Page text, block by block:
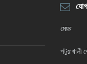
মেয়র
পটুয়াখালী